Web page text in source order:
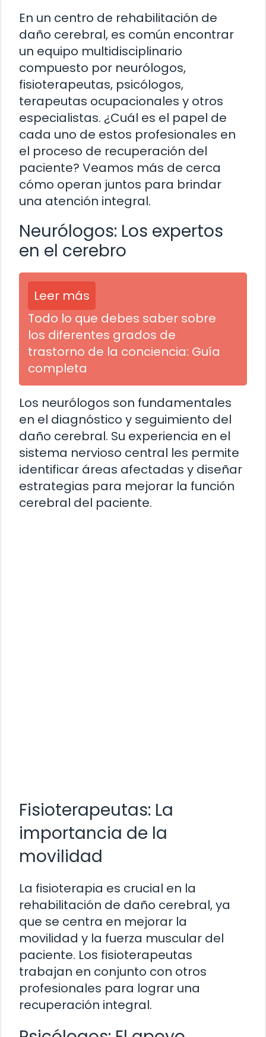
En un centro de rehabilitación de
daño cerebral, es común encontrar
un equipo multidisciplinario
compuesto por neurólogos,
fisioterapeutas, psicólogos,
terapeutas ocupacionales y otros
especialistas. ¿Cuál es el papel de
cada uno de estos profesionales en
el proceso de recuperación del
paciente? Veamos más de cerca
cómo operan juntos para brindar
una atención integral.
Neurólogos: Los expertos
en el cerebro
Leer más
Todo lo que debes saber sobre
los diferentes grados de
trastorno de la conciencia: Guía
completa
Los neurólogos son fundamentales
en el diagnóstico y seguimiento del
daño cerebral. Su experiencia en el
sistema nervioso central les permite
identificar áreas afectadas y diseñar
estrategias para mejorar la función
cerebral del paciente.
Fisioterapeutas: La
importancia de la
movilidad
La fisioterapia es crucial en la
rehabilitación de daño cerebral, ya
que se centra en mejorar la
movilidad y la fuerza muscular del
paciente. Los fisioterapeutas
trabajan en conjunto con otros
profesionales para lograr una
recuperación integral.